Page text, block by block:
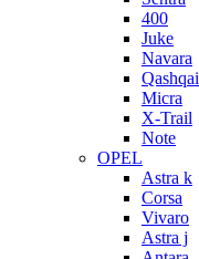
400
Juke
Navara
Qashqai
Micra
X-Trail
Note
OPEL
Astra k
Corsa
Vivaro
Astra j